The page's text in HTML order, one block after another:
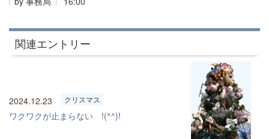
関連エントリー
2024.12.23 クリスマス
ワクワクが止まらない !(^^)!